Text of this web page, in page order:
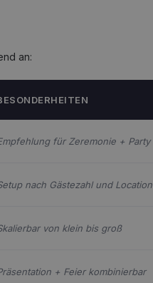
an:
für Zeremonie + Party
nach Gästezahl und Location
von klein bis groß
+ Feier kombinierbar